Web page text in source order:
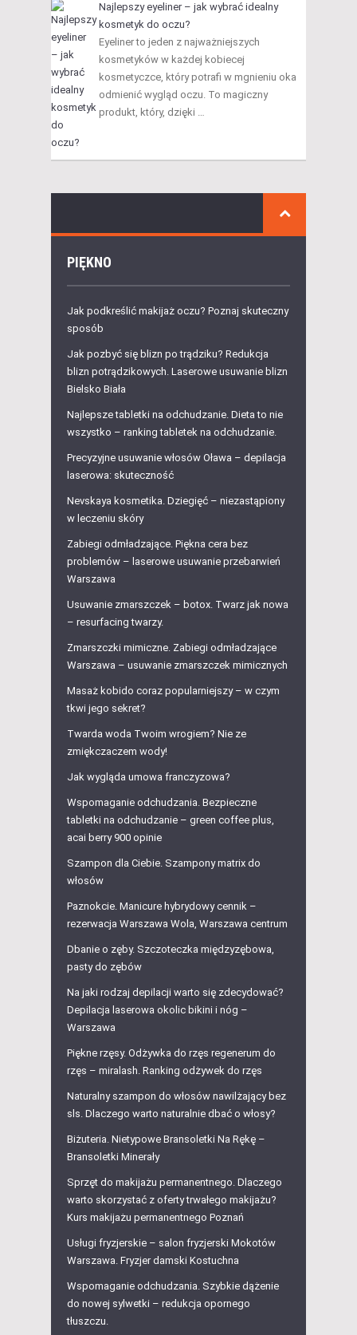
Najlepszy eyeliner – jak wybrać idealny
kosmetyk do oczu?
Eyeliner to jeden z najważniejszych
kosmetyków w każdej kobiecej
kosmetyczce, który potrafi w mgnieniu oka
odmienić wygląd oczu. To magiczny
produkt, który, dzięki …
PIĘKNO
Jak podkreślić makijaż oczu? Poznaj skuteczny
sposób
Jak pozbyć się blizn po trądziku? Redukcja
blizn potrądzikowych. Laserowe usuwanie blizn
Bielsko Biała
Najlepsze tabletki na odchudzanie. Dieta to nie
wszystko – ranking tabletek na odchudzanie.
Precyzyjne usuwanie włosów Oława – depilacja
laserowa: skuteczność
Nevskaya kosmetika. Dziegięć – niezastąpiony
w leczeniu skóry
Zabiegi odmładzające. Piękna cera bez
problemów – laserowe usuwanie przebarwień
Warszawa
Usuwanie zmarszczek – botox. Twarz jak nowa
– resurfacing twarzy.
Zmarszczki mimiczne. Zabiegi odmładzające
Warszawa – usuwanie zmarszczek mimicznych
Masaż kobido coraz popularniejszy – w czym
tkwi jego sekret?
Twarda woda Twoim wrogiem? Nie ze
zmiękczaczem wody!
Jak wygląda umowa franczyzowa?
Wspomaganie odchudzania. Bezpieczne
tabletki na odchudzanie – green coffee plus,
acai berry 900 opinie
Szampon dla Ciebie. Szampony matrix do
włosów
Paznokcie. Manicure hybrydowy cennik –
rezerwacja Warszawa Wola, Warszawa centrum
Dbanie o zęby. Szczoteczka międzyzębowa,
pasty do zębów
Na jaki rodzaj depilacji warto się zdecydować?
Depilacja laserowa okolic bikini i nóg –
Warszawa
Piękne rzęsy. Odżywka do rzęs regenerum do
rzęs – miralash. Ranking odżywek do rzęs
Naturalny szampon do włosów nawilżający bez
sls. Dlaczego warto naturalnie dbać o włosy?
Biżuteria. Nietypowe Bransoletki Na Rękę –
Bransoletki Minerały
Sprzęt do makijażu permanentnego. Dlaczego
warto skorzystać z oferty trwałego makijażu?
Kurs makijażu permanentnego Poznań
Usługi fryzjerskie – salon fryzjerski Mokotów
Warszawa. Fryzjer damski Kostuchna
Wspomaganie odchudzania. Szybkie dążenie
do nowej sylwetki – redukcja opornego
tłuszczu.